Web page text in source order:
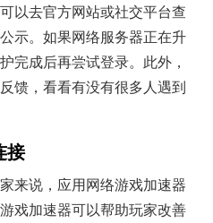
以去官方网站或社交平台查
示。如果网络服务器正在升
完成后再尝试登录。此外，
馈，看看有没有很多人遇到
接
来说，应用网络游戏加速器
戏加速器可以帮助玩家改善